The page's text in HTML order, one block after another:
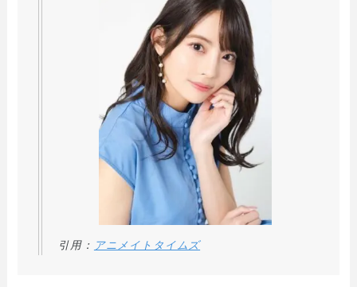
引用： アニメイトタイムズ